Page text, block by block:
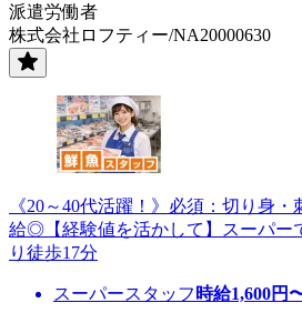
派遣労働者
株式会社ロフティー/NA20000630
《20～40代活躍！》必須：切り身
給◎【経験値を活かして】スーパー
り徒歩17分
スーパースタッフ 時給1,600円